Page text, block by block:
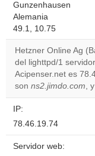
Gunzenhausen
Alemania
49.1, 10.75
Hetzner Online Ag
del lighttpd/1
Acipenser.net es
son ns2.jimdo.com, y
IP:
78.46.19.74
Servidor web: